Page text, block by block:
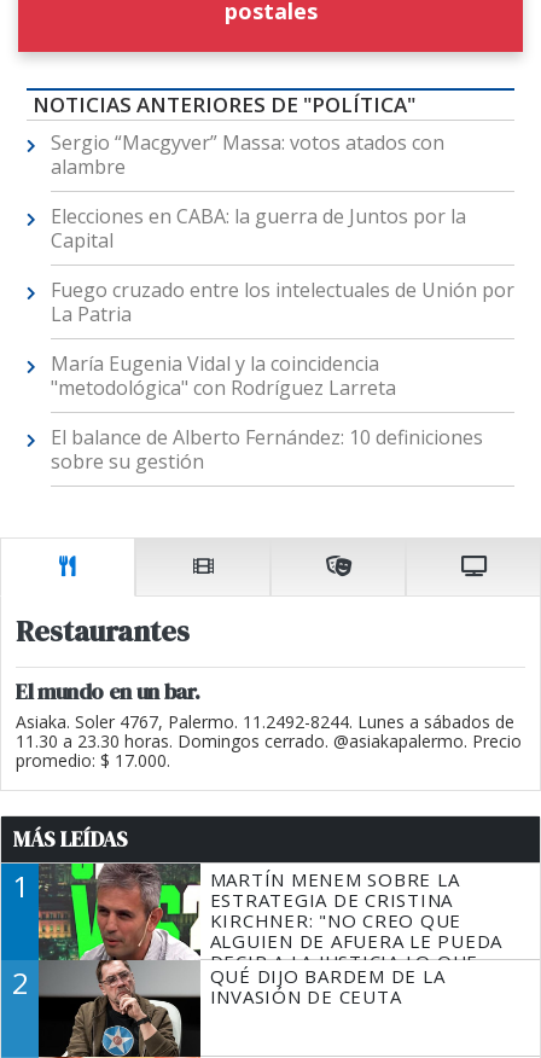
postales
NOTICIAS ANTERIORES DE "POLÍTICA"
Sergio “Macgyver” Massa: votos atados con
alambre
Elecciones en CABA: la guerra de Juntos por la
Capital
Fuego cruzado entre los intelectuales de Unión por
La Patria
María Eugenia Vidal y la coincidencia
"metodológica" con Rodríguez Larreta
El balance de Alberto Fernández: 10 definiciones
sobre su gestión
Restaurantes
El mundo en un bar.
Asiaka. Soler 4767, Palermo. 11.2492-8244. Lunes a sábados de
11.30 a 23.30 horas. Domingos cerrado. @asiakapalermo. Precio
promedio: $ 17.000.
MÁS LEÍDAS
1
MARTÍN MENEM SOBRE LA
ESTRATEGIA DE CRISTINA
KIRCHNER: "NO CREO QUE
ALGUIEN DE AFUERA LE PUEDA
DECIR A LA JUSTICIA LO QUE
TIENE QUE HACER"
2
QUÉ DIJO BARDEM DE LA
INVASIÓN DE CEUTA